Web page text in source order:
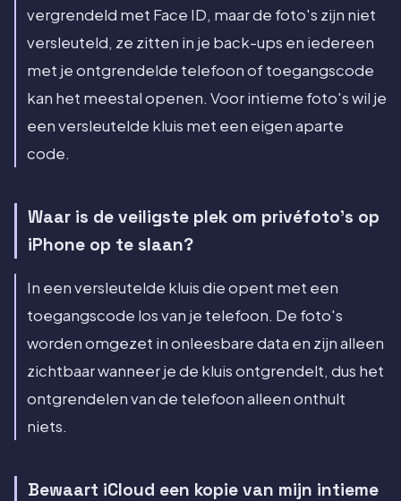
vergrendeld met Face ID, maar de foto's zijn niet
versleuteld, ze zitten in je back-ups en iedereen
met je ontgrendelde telefoon of toegangscode
kan het meestal openen. Voor intieme foto's wil je
een versleutelde kluis met een eigen aparte
code.
Waar is de veiligste plek om privéfoto's op
iPhone op te slaan?
In een versleutelde kluis die opent met een
toegangscode los van je telefoon. De foto's
worden omgezet in onleesbare data en zijn alleen
zichtbaar wanneer je de kluis ontgrendelt, dus het
ontgrendelen van de telefoon alleen onthult
niets.
Bewaart iCloud een kopie van mijn intieme